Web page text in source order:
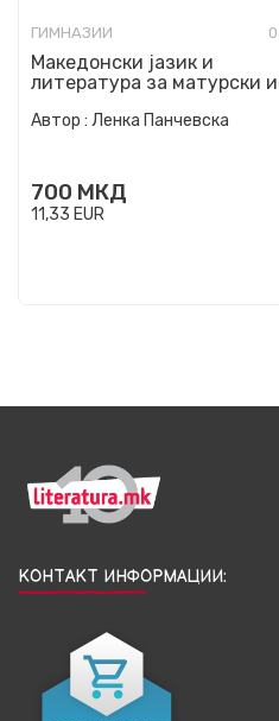
ГИМНАЗИИ
Македонски јазик и
литература за матурски
Автор : Ленка Панчевска
700 МКД
11,33 EUR
КОНТАКТ ИНФОРМАЦИИ: